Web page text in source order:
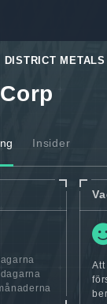
DISTRICT
Insider